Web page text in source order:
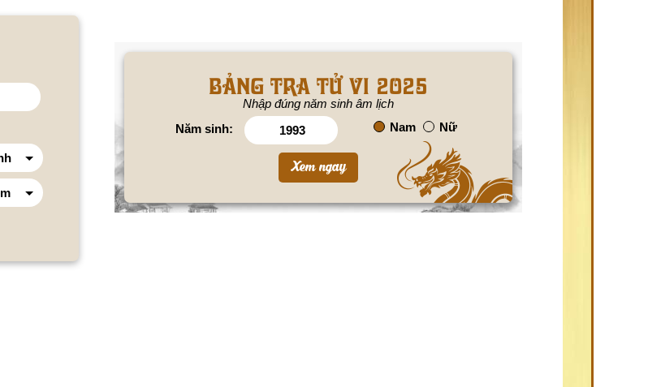
BẢNG TRA TỬ VI 2025
Nhập đúng năm sinh âm lịch
Năm sinh:
Nam Nữ